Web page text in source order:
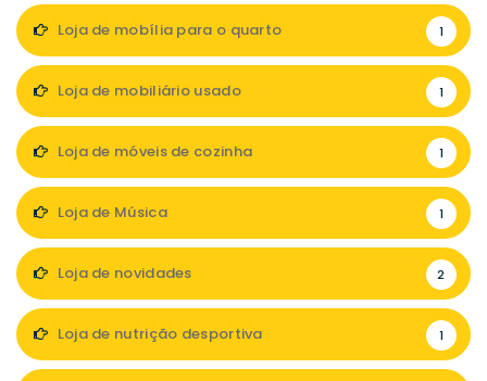
Loja de mobília para o quarto 1
Loja de mobiliário usado 1
Loja de móveis de cozinha 1
Loja de Música 1
Loja de novidades 2
Loja de nutrição desportiva 1